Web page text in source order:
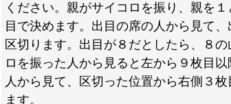
ください。親がサイコロを振り、親を
目で決めます。出目の席の人から見て
区切ります。出目が８だとしたら、８
ロを振った人から見ると左から９枚目
人から見て、区切った位置から右側３
ます。